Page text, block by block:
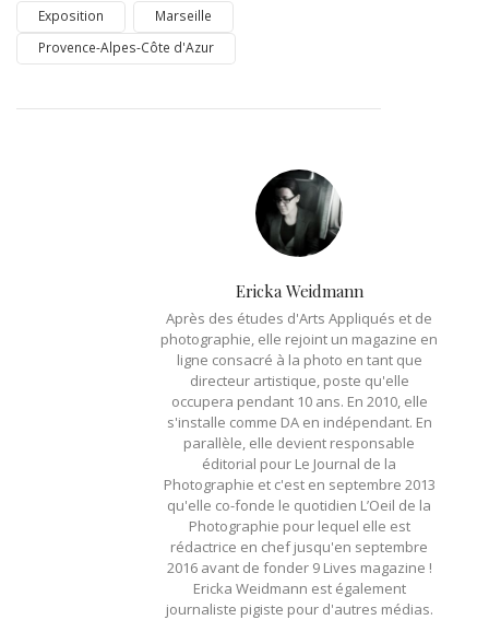
Exposition
Marseille
Provence-Alpes-Côte d'Azur
Ericka Weidmann
Après des études d'Arts Appliqués et de
photographie, elle rejoint un magazine en
ligne consacré à la photo en tant que
directeur artistique, poste qu'elle
occupera pendant 10 ans. En 2010, elle
s'installe comme DA en indépendant. En
parallèle, elle devient responsable
éditorial pour Le Journal de la
Photographie et c'est en septembre 2013
qu'elle co-fonde le quotidien L’Oeil de la
Photographie pour lequel elle est
rédactrice en chef jusqu'en septembre
2016 avant de fonder 9 Lives magazine !
Ericka Weidmann est également
journaliste pigiste pour d'autres médias.